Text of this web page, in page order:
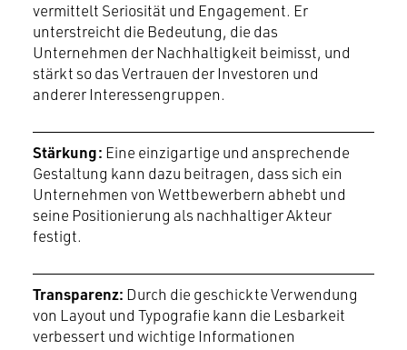
vermittelt Seriosität und Engagement. Er
unterstreicht die Bedeutung, die das
Unternehmen der Nachhaltigkeit beimisst, und
stärkt so das Vertrauen der Investoren und
anderer Interessengruppen.
Stärkung: Eine einzigartige und ansprechende
Gestaltung kann dazu beitragen, dass sich ein
Unternehmen von Wettbewerbern abhebt und
seine Positionierung als nachhaltiger Akteur
festigt.
Transparenz: Durch die geschickte Verwendung
von Layout und Typografie kann die Lesbarkeit
verbessert und wichtige Informationen